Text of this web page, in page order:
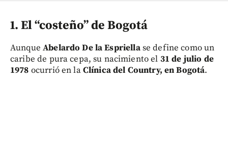
1. El “costeño” de Bogotá
AunqueAbelardo De la Espriellase define como un
caribe de pura cepa, su nacimiento el 31 de julio de
1978 ocurrió en laClínica del Country, en Bogotá.